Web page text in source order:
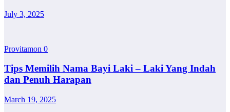
July 3, 2025
Provitamon 0
Tips Memilih Nama Bayi Laki – Laki Yang Indah
dan Penuh Harapan
March 19, 2025